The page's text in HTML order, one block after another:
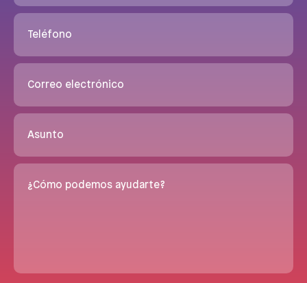
Teléfono
Correo electrónico
Asunto
¿Cómo podemos ayudarte?